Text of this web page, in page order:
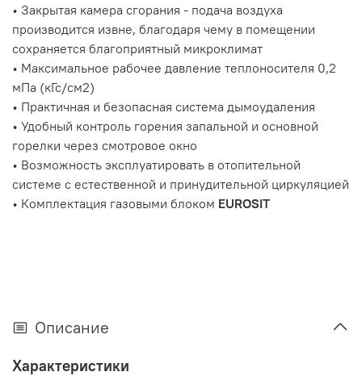
• Закрытая камера сгорания - подача воздуха
производится извне, благодаря чему в помещении
сохраняется благоприятный микроклимат
• Максимальное рабочее давление теплоносителя 0,2
мПа (кГс/см2)
• Практичная и безопасная система дымоудаления
• Удобный контроль горения запальной и основной
горелки через смотровое окно
• Возможность эксплуатировать в отопительной
системе с естественной и принудительной циркуляцией
• Комплектация газовыми блоком EUROSIT
Описание
Характеристики